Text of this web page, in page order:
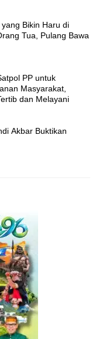
Bikin Haru di
Tua, Pulang Bawa
PP untuk
Masyarakat,
dan Melayani
Akbar Buktikan